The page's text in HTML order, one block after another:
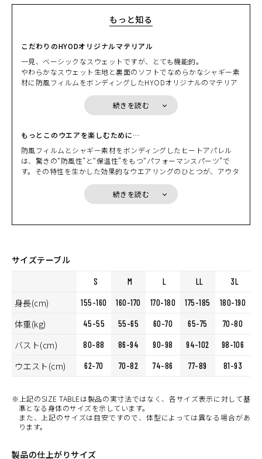
もっと知る
こだわりのHYODオリジナルマテリアル
一見、ベーシックなスウェットですが、とても機能的。
やわらかなスウェット生地と裏面のソフトでなめらかなシャギー素
材に防風フィルムをボンディングしたHYODオリジナルのマテリア
HYODが冬のバイクシーンに必要な保温性を考え開発したこのマテ
リアルは、一般的なスウェットよりも多少の厚みはありますが、防
“防風”と聞くと、「硬くてゴワつきそう…」そんなイメージをお持
ちの方も多いと思いますが、肌触りが良くソフトな着用感で、ゴワ
つき感も少なくすっきりと着用いただけます。
シンプルなデザインだからこそマテリアルにとことんこだわった極
上の1枚です。
続きを読む
もっとこのウエアを楽しむために…
防風フィルムとシャギー素材をボンディングしたヒートアパレル
は、驚きの“防風性”と“保温性”をもつ“パフォーマンスパーツ”で
す。その特性を生かした効果的なウエアリングのひとつが、アウタ
もちろん、パーカスタイルやハイネックスタイルがネックウォーマ
ーの役割を果たすため、ミドルレイヤー+ネックウォーマーとして
ックヒートアパレルを“アウターシェル”として着こなす方法です。
性を両立したレイヤリングのひとつとして、厳冬期に入る前などに
オススメです。
続きを読む
サイズテーブル
S M L LL 3L
身長(cm) 155-160 160-170 170-180 175-185 180-190
体重(kg) 45-55 55-65 60-70 65-75 70-80
バスト(cm) 80-88 86-94 90-98 94-102 98-106
ウエスト(cm) 62-70 70-82 74-86 77-89 81-93
※上記のSIZE TABLEは製品の実寸法ではなく、各サイズ表示に対して基
準となる身体のサイズを示しています。
また、上記のサイズは目安ですので、体型によっては異なる場合があ
ります。
製品の仕上がりサイズ